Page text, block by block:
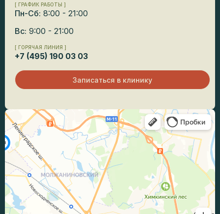
[ ГРАФИК РАБОТЫ ]
Пн-Сб: 8:00 - 21:00
Вс: 9:00 - 21:00
[ ГОРЯЧАЯ ЛИНИЯ ]
+7 (495) 190 03 03
Записаться в клинику